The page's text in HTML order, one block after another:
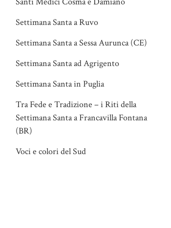
Settimana Santa a Ruvo
Settimana Santa a Sessa Aurunca (CE)
Settimana Santa ad Agrigento
Settimana Santa in Puglia
Tra Fede e Tradizione – i Riti della
Settimana Santa a Francavilla Fontana
(BR)
Voci e colori del Sud